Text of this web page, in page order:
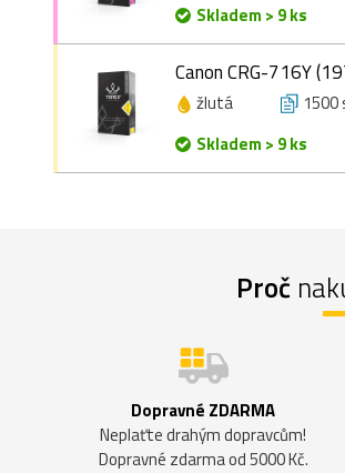
Skladem > 9 ks
Canon CRG-716Y
žlutá
Skladem > 9 ks
Proč
Dopravné ZDARMA
Neplaťte drahým dopravcům!
Dopravné zdarma od 5000 Kč.